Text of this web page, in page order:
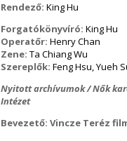
Rendező: King Hu
Forgatókönyvíró: King Hu
Operatőr: Henry Chan
Zene: Ta Chiang Wu
Szereplők: Feng Hsu, Yueh
Nyitott archívumok / Nők
Intézet
Bevezető: Vincze Teréz